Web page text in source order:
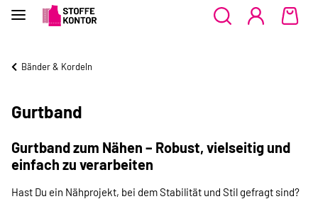
Bänder & Kordeln
Gurtband
Gurtband zum Nähen – Robust, vielseitig und
einfach zu verarbeiten
Hast Du ein Nähprojekt, bei dem Stabilität und Stil gefragt sind?